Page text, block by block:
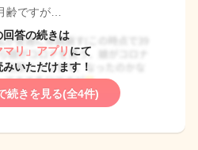
齢ですが…
回答の続きは
マリ」アプリ にて
みいただけます！
続きを見る(全4件)